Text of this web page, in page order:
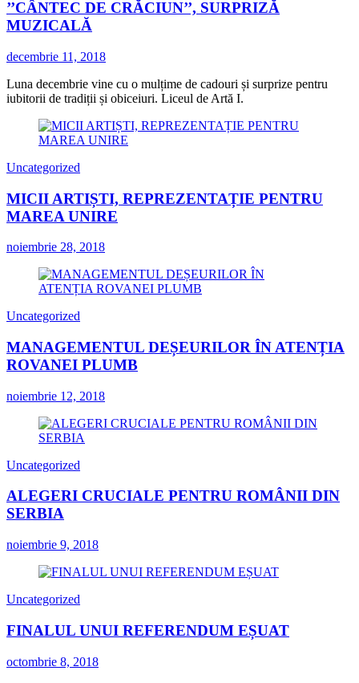
’’CÂNTEC DE CRĂCIUN’’, SURPRIZĂ
MUZICALĂ
decembrie 11, 2018
Luna decembrie vine cu o mulțime de cadouri și surprize pentru
iubitorii de tradiții și obiceiuri. Liceul de Artă I.
Uncategorized
MICII ARTIȘTI, REPREZENTAȚIE PENTRU
MAREA UNIRE
noiembrie 28, 2018
Uncategorized
MANAGEMENTUL DEȘEURILOR ÎN ATENȚIA
ROVANEI PLUMB
noiembrie 12, 2018
Uncategorized
ALEGERI CRUCIALE PENTRU ROMÂNII DIN
SERBIA
noiembrie 9, 2018
Uncategorized
FINALUL UNUI REFERENDUM EȘUAT
octombrie 8, 2018